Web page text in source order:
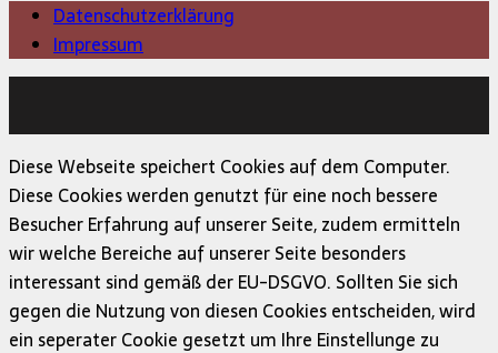
Datenschutzerklärung
Impressum
Diese Webseite speichert Cookies auf dem Computer.
Diese Cookies werden genutzt für eine noch bessere
Besucher Erfahrung auf unserer Seite, zudem ermitteln
wir welche Bereiche auf unserer Seite besonders
interessant sind gemäß der EU-DSGVO. Sollten Sie sich
gegen die Nutzung von diesen Cookies entscheiden, wird
ein seperater Cookie gesetzt um Ihre Einstellunge zu